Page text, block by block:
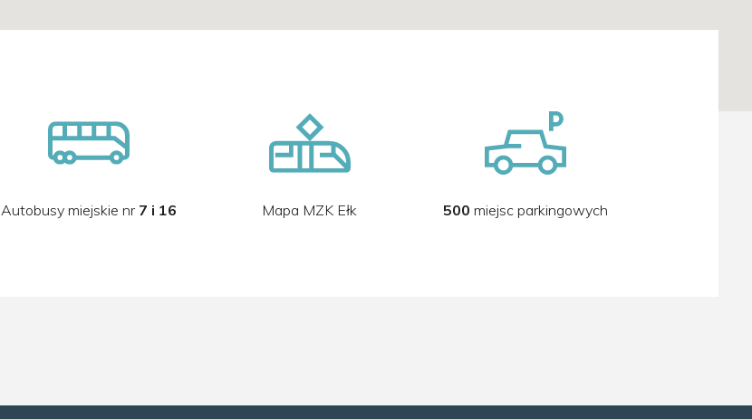
Autobusy miejskie nr 7 i 16 Mapa MZK Ełk 500 miejsc parkingowych